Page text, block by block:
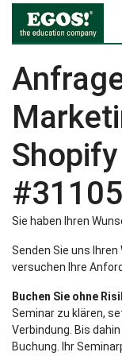
#31105
Sie haben Ihren
Senden Sie uns
versuchen Ihre
Buchen Sie ohne
Seminar zu klären,
Verbindung. Bis
Buchung. Ihr